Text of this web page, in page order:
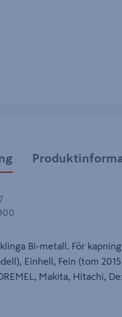
Bi-metall. För
Einhell, Fein (tom
Makita, Hitachi,